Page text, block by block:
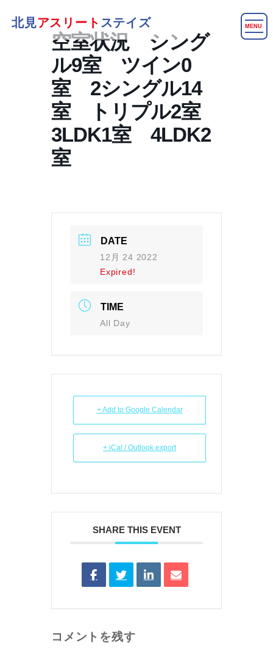
北見アスリート ステイズ MENU
空室状況 シング
ル9室 ツイン0
室 2シングル14
室 トリプル2室
3LDK1室 4LDK2
室
DATE
12月 24 2022
Expired!
TIME
All Day
+ Add to Google Calendar
+ iCal / Outlook export
SHARE THIS EVENT
コメントを残す